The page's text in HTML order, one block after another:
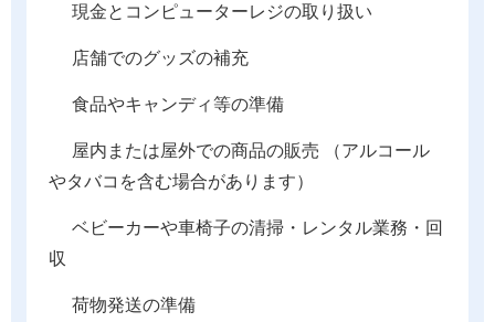
現金とコンピューターレジの取り扱い
店舗でのグッズの補充
食品やキャンディ等の準備
屋内または屋外での商品の販売 （アルコール
やタバコを含む場合があります）
ベビーカーや車椅子の清掃・レンタル業務・回
収
荷物発送の準備